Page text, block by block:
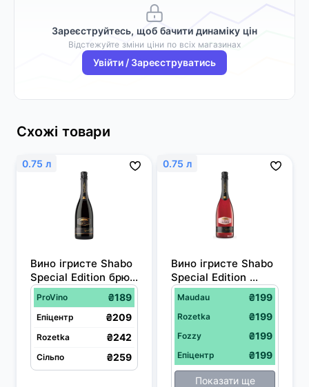
Зареєструйтесь, щоб бачити динаміку цін
Відстежуйте зміни ціни по всіх магазинах
Увійти / Зареєструватись
Схожі товари
0.75 л
Вино ігристе Shabo
Special Edition брют
біле 0.75 л 13.0%
ProVino ₴189
Епіцентр ₴209
Rozetka ₴242
Сільпо ₴259
0.75 л
Вино ігристе Shabo
Special Edition
напівсухе рожеве
0.75 л 10.5-13.5%
Maudau ₴199
Rozetka ₴199
Fozzy ₴199
Епіцентр ₴199
Показати ще